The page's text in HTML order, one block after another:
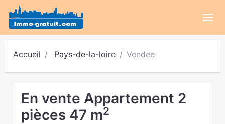
Accueil Pays-de-la-loire Vendee
En vente Appartement 2
pièces 47 m2